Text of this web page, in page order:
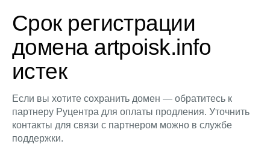
Срок регистрации
домена artpoisk.info
истек
Если вы хотите сохранить домен — обратитесь к
партнеру Руцентра для оплаты продления. Уточнить
контакты для связи с партнером можно в службе
поддержки.